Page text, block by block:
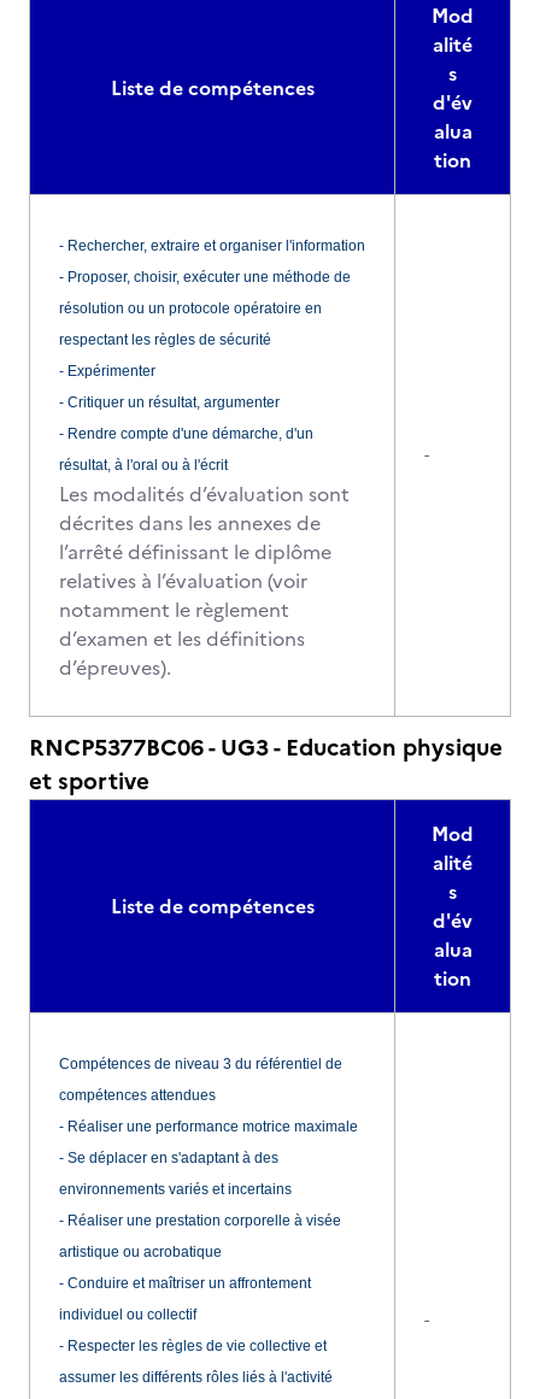
Liste de compétences
Mod
alité
s
d'év
alua
tion
- Rechercher, extraire et organiser l'information
- Proposer, choisir, exécuter une méthode de
résolution ou un protocole opératoire en
respectant les règles de sécurité
- Expérimenter
- Critiquer un résultat, argumenter
- Rendre compte d'une démarche, d'un
résultat, à l'oral ou à l'écrit
Les modalités d’évaluation sont
décrites dans les annexes de
l’arrêté définissant le diplôme
relatives à l’évaluation (voir
notamment le règlement
d’examen et les définitions
d’épreuves).
-
RNCP5377BC06 - UG3 - Education physique
et sportive
Liste de compétences
Mod
alité
s
d'év
alua
tion
Compétences de niveau 3 du référentiel de
compétences attendues
- Réaliser une performance motrice maximale
- Se déplacer en s'adaptant à des
environnements variés et incertains
- Réaliser une prestation corporelle à visée
artistique ou acrobatique
- Conduire et maîtriser un affrontement
individuel ou collectif
- Respecter les règles de vie collective et
assumer les différents rôles liés à l'activité
-